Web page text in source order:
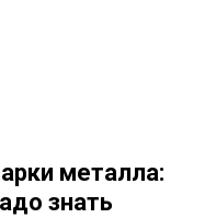
металла:
знать